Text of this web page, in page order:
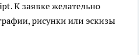
К заявке желательно
рисунки или эскизы